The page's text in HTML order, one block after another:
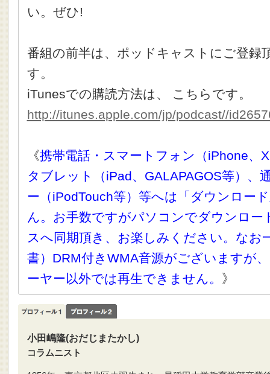
い。ぜひ!
番組の前半は、ポッドキャストにご登録
す。
iTunesでの購読方法は、 こちらです。
http://itunes.apple.com/jp/podcast//
《携帯電話・スマートフォン（iPhone、
タブレット（iPad、GALAPAGOS等）、
ー（iPodTouch等）等へは「ダウンロー
ん。お手数ですがパソコンでダウンロー
スへ同期頂き、お楽しみください。なお
書）DRM付きWMA音源がございますが
ーヤー以外では再生できません。 》
小田嶋隆(おだじまたかし)
コラムニスト